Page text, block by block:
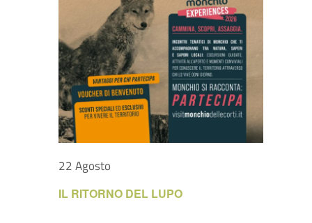
SITO ISTITUZIONALE
IL RITORNO DEL LUPO
22 Agosto